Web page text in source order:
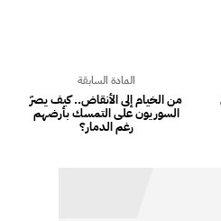
المادة السابقة
من الخيام إلى الأنقاض.. كيف يصرّ
السوريون على التمسك بأرضهم
رغم الدمار؟